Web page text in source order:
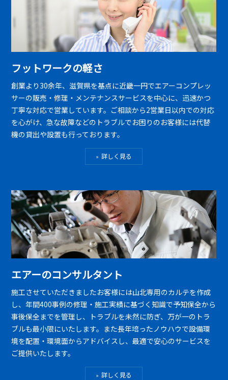
フットワークの軽さ
創業より30余年、滋賀県を基点に近畿一円でエアーコンプレッ
サーの販売・修理・メンテナンスサービスを中心に、迅速かつ
丁寧な対応で営業しています。ご相談から2営業日以内での対応
を心がけ、急な故障などのトラブルでお困りのお客様には代替
機の貸出や設置も行っております。
詳しく見る
エアーのコンサルタント
施工させていただきましたお客様には山北専用のカルテを作成
し、年間400事例の修理・施工実績に基づく知識で予知保全から
事後保全までを管理し、トラブルを未然に防ぎ、万が一のトラ
ブルも最小限にいたします。また長年培ったノウハウで設備環
境を配置・環境面からアドバイスし、最適で安心のサービスを
ご提供いたします。
詳しく見る